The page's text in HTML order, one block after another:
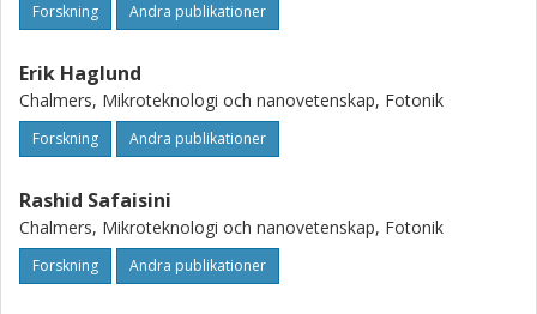
Forskning Andra publikationer
Erik Haglund
Chalmers, Mikroteknologi och nanovetenskap, Fotonik
Forskning Andra publikationer
Rashid Safaisini
Chalmers, Mikroteknologi och nanovetenskap, Fotonik
Forskning Andra publikationer